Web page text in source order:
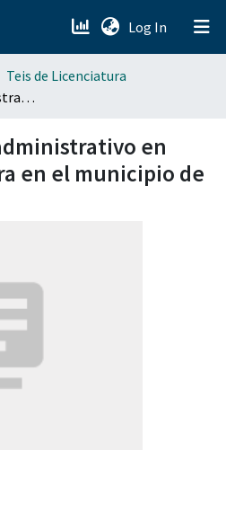
Log In (current)
Teis de Licenciatura
Procedimiento administrativo en materia aduanera en el municipio de Puebla.
en
en el municipio de